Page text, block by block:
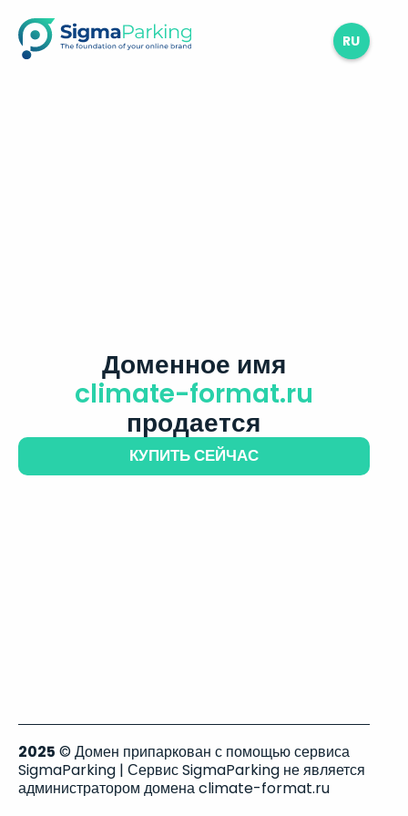
RU
Доменное имя
climate-format.ru
продается
КУПИТЬ СЕЙЧАС
2025 © Домен припаркован с помощью сервиса
SigmaParking | Сервис SigmaParking не является
администратором домена climate-format.ru